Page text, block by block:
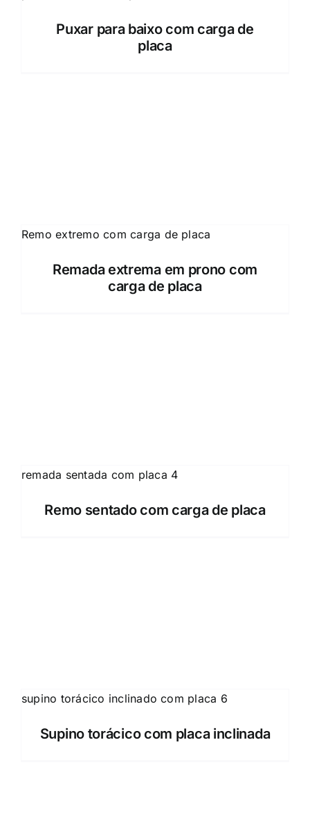
Puxar para baixo com carga de
placa
Remada extrema em prono com
carga de placa
Remo sentado com carga de placa
Supino torácico com placa inclinada